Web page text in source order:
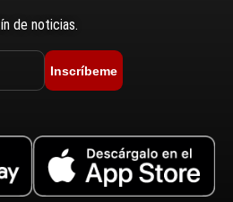
de noticias.
Inscríbeme